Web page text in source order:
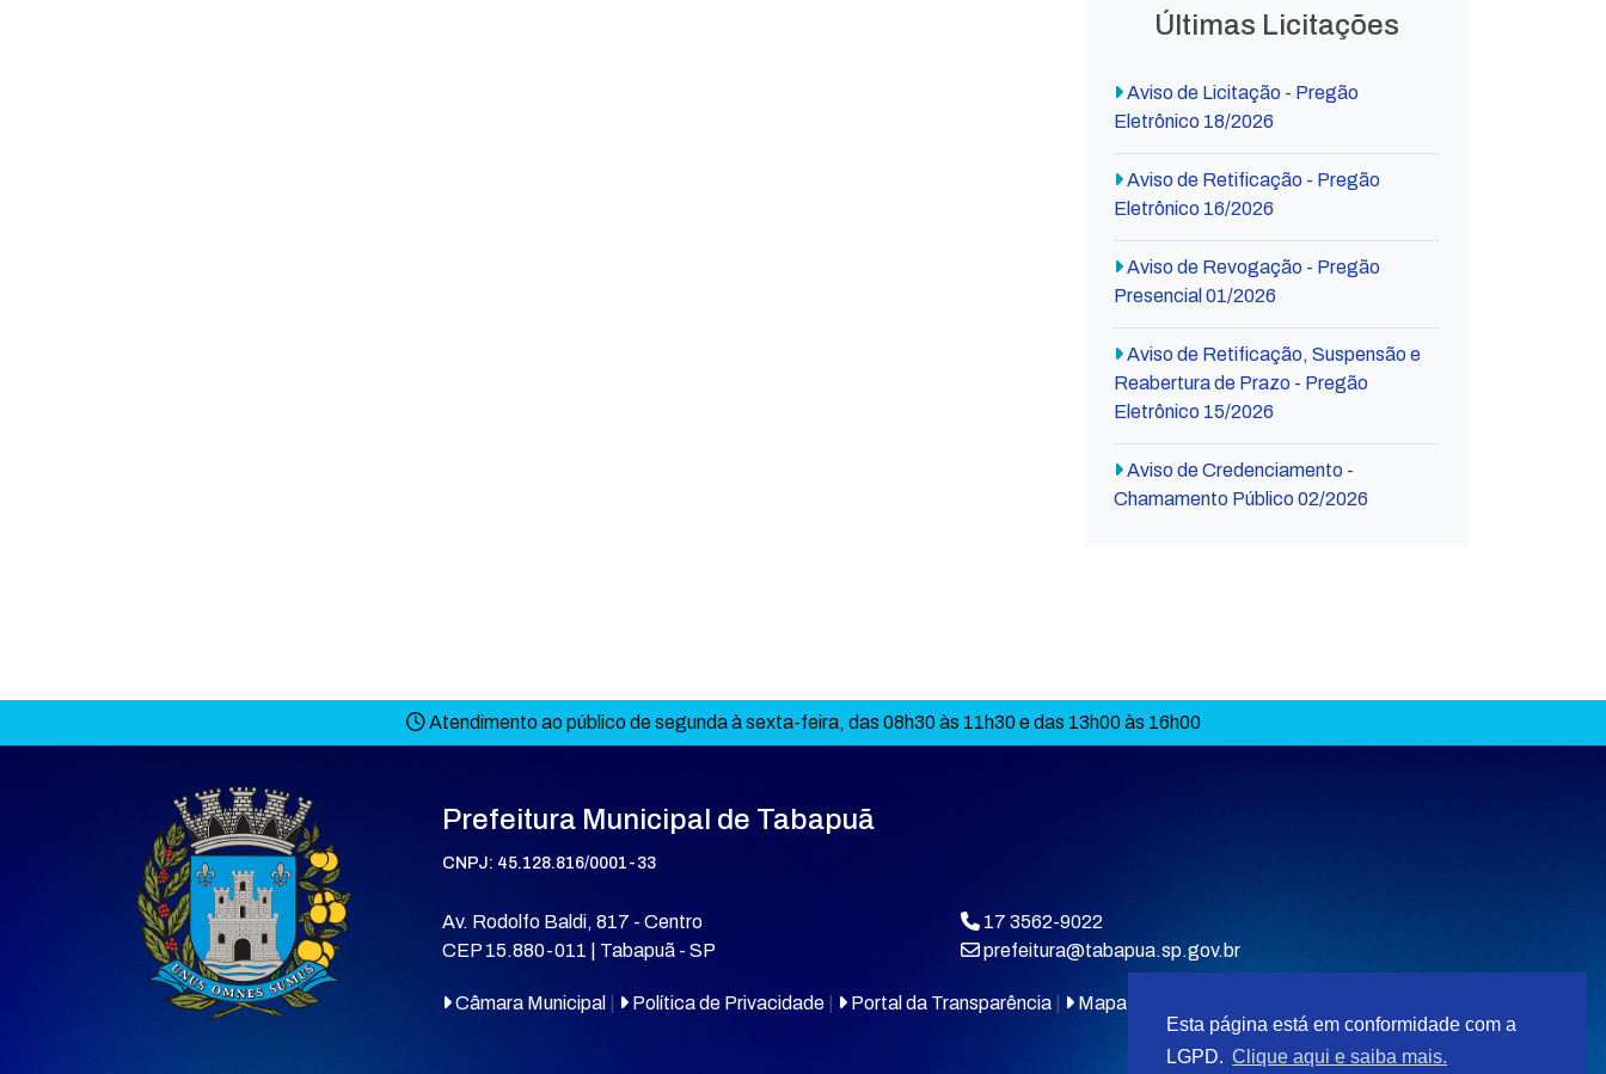
Esta página está em conformidade com a
LGPD. Clique aqui e saiba mais.
Últimas Licitações
Aviso de Licitação - Pregão
Eletrônico 18/2026
Aviso de Retificação - Pregão
Eletrônico 16/2026
Aviso de Revogação - Pregão
Presencial 01/2026
Aviso de Retificação, Suspensão e
Reabertura de Prazo - Pregão
Eletrônico 15/2026
Aviso de Credenciamento -
Chamamento Público 02/2026
Atendimento ao público de segunda à sexta-feira, das 08h30 às 11h30 e das 13h00 às 16h00
Prefeitura Municipal de Tabapuã
CNPJ: 45.128.816/0001-33
Av. Rodolfo Baldi, 817 - Centro
CEP 15.880-011 | Tabapuã - SP
17 3562-9022
prefeitura@tabapua.sp.gov.br
Câmara Municipal Política de Privacidade Portal da Transparência Mapa do site